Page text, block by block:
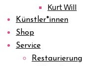
Kurt Will
Künstler*innen
Shop
Service
Restaurierung